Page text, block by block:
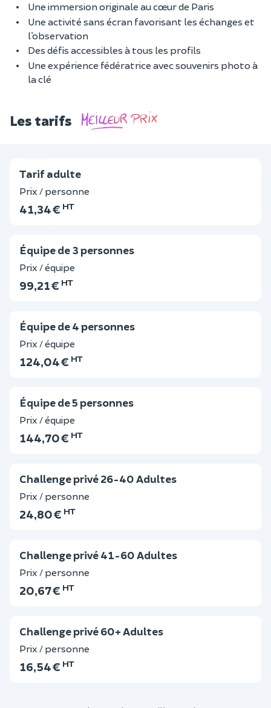
Une immersion originale au cœur de Paris
Une activité sans écran favorisant les échanges et
l’observation
Des défis accessibles à tous les profils
Une expérience fédératrice avec souvenirs photo à
la clé
Les tarifs
Tarif adulte
Prix / personne
41,34 € HT
Équipe de 3 personnes
Prix / équipe
99,21 € HT
Équipe de 4 personnes
Prix / équipe
124,04 € HT
Équipe de 5 personnes
Prix / équipe
144,70 € HT
Challenge privé 26-40 Adultes
Prix / personne
24,80 € HT
Challenge privé 41-60 Adultes
Prix / personne
20,67 € HT
Challenge privé 60+ Adultes
Prix / personne
16,54 € HT